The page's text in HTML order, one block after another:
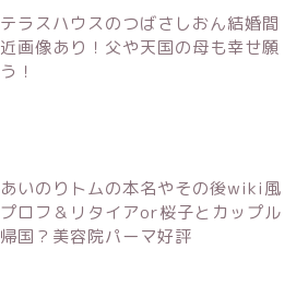
テラスハウスのつばさしおん結婚間
近画像あり！父や天国の母も幸せ願
う！
あいのりトムの本名やその後wiki風
プロフ＆リタイアor桜子とカップル
帰国？美容院パーマ好評